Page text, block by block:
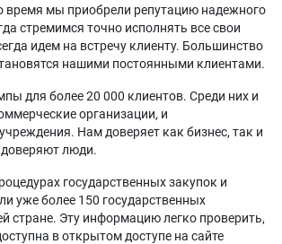
время мы приобрели репутацию надежного
стремимся точно исполнять все свои
идем на встречу клиенту. Большинство
нашими постоянными клиентами.
для более 20 000 клиентов. Среди них и
организации, и
Нам доверяет как бизнес, так и
люди.
государственных закупок и
уже более 150 государственных
стране. Эту информацию легко проверить,
в открытом доступе на сайте